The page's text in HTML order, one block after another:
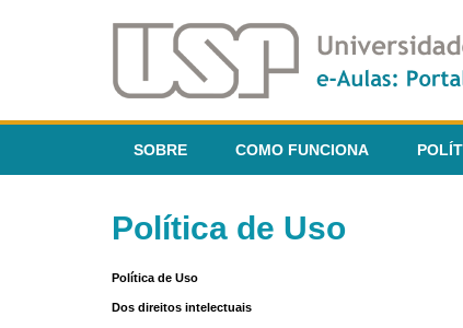
SOBRE COMO FUNCIONA
Política de Uso
Política de Uso
Dos direitos intelectuais